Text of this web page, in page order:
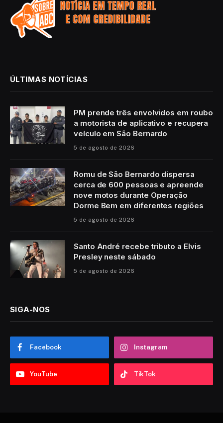
ÚLTIMAS NOTÍCIAS
PM prende três envolvidos em roubo
a motorista de aplicativo e recupera
veículo em São Bernardo
5 de agosto de 2026
Romu de São Bernardo dispersa
cerca de 600 pessoas e apreende
nove motos durante Operação
Dorme Bem em diferentes regiões
5 de agosto de 2026
Santo André recebe tributo a Elvis
Presley neste sábado
5 de agosto de 2026
SIGA-NOS
Facebook Instagram
YouTube TikTok